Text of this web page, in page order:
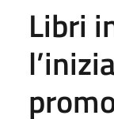
Libri